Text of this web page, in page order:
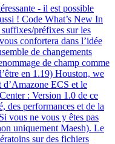
- il est possible
! Code What’s New In
préfixes sur les
confortera dans l’idée
de changements
de champ comme
en 1.19) Houston, we
ECS et le
: Version 1.0 de ce
des performances et de la
vous ne vous y êtes pas
uniquement Maesh). Le
sur des fichiers